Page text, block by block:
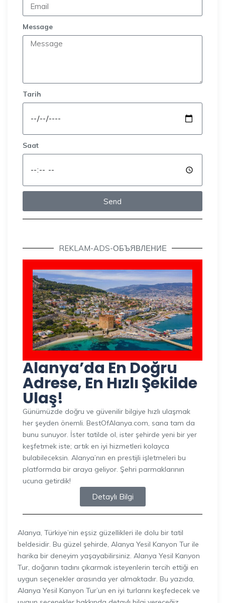
Message
Tarih
Saat
Send
REKLAM-ADS-ОБЪЯВЛЕНИЕ
Alanya’da En Doğru
Adrese, En Hızlı Şekilde
Ulaş!
Günümüzde doğru ve güvenilir bilgiye hızlı ulaşmak
her şeyden önemli. BestOfAlanya.com, sana tam da
bunu sunuyor. İster tatilde ol, ister şehirde yeni bir yer
keşfetmek iste; artık en iyi hizmetleri kolayca
bulabileceksin. Alanya’nın en prestijli işletmeleri bu
platformda bir araya geliyor. Şehri parmaklarının
ucuna getirdik!
Detaylı Bilgi
Alanya, Türkiye’nin eşsiz güzellikleri ile dolu bir tatil
beldesidir. Bu güzel şehirde, Alanya Yesil Kanyon Tur ile
harika bir deneyim yaşayabilirsiniz. Alanya Yesil Kanyon
Tur, doğanın tadını çıkarmak isteyenlerin tercih ettiği en
uygun seçenekler arasında yer almaktadır. Bu yazıda,
Alanya Yesil Kanyon Tur’un en iyi turlarını keşfedecek ve